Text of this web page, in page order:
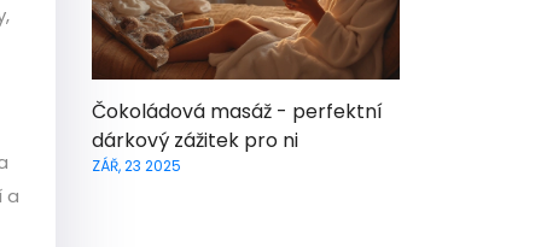
a
Čokoládová masáž - perfektní
dárkový zážitek pro ni
ZÁŘ, 23 2025